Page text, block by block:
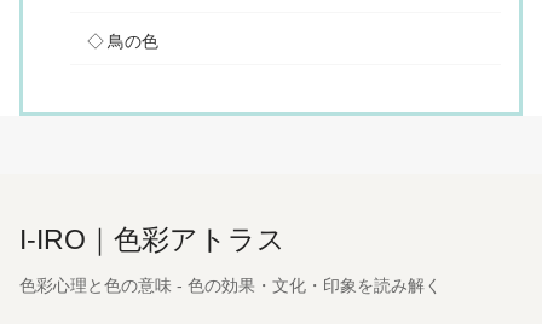
鳥の色
I-IRO｜色彩アトラス
色彩心理と色の意味 - 色の効果・文化・印象を読み解く